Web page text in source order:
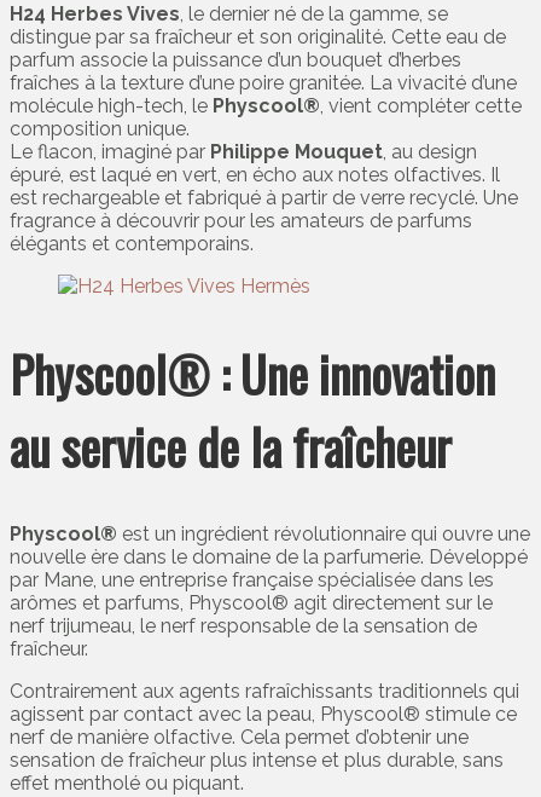
H24 Herbes Vives , le dernier né de la gamme, se
distingue par sa fraîcheur et son originalité. Cette eau de
parfum associe la puissance d’un bouquet d’herbes
fraîches à la texture d’une poire granitée. La vivacité d’une
molécule high-tech, le Physcool® , vient compléter cette
composition unique.
Le flacon, imaginé par Philippe Mouquet , au design
épuré, est laqué en vert, en écho aux notes olfactives. Il
est rechargeable et fabriqué à partir de verre recyclé. Une
fragrance à découvrir pour les amateurs de parfums
élégants et contemporains.
Physcool® : Une innovation
au service de la fraîcheur
Physcool® est un ingrédient révolutionnaire qui ouvre une
nouvelle ère dans le domaine de la parfumerie. Développé
par Mane, une entreprise française spécialisée dans les
arômes et parfums, Physcool® agit directement sur le
nerf trijumeau, le nerf responsable de la sensation de
fraîcheur.
Contrairement aux agents rafraîchissants traditionnels qui
agissent par contact avec la peau, Physcool® stimule ce
nerf de manière olfactive. Cela permet d’obtenir une
sensation de fraîcheur plus intense et plus durable, sans
effet mentholé ou piquant.